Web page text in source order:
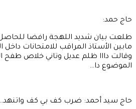
حاج حمد:
طلعت بيان شديد اللهجة رافضا
مابين الأستاذ المراقب للامتحانات
وقالت دااا ظلم عديل وتاني خلاص طفح
الموضوع دا…
حاج سيد أحمد: ضرب كف بي كف